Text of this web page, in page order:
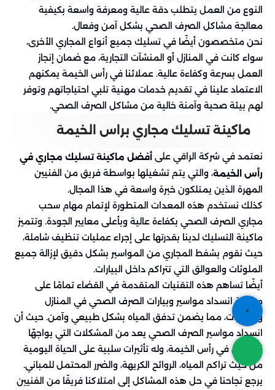
النوع من العمل يتطلب دقة عالية ومعرفة واسعة بكيفية
معالجة مشاكل الصرف الصحي بشكل آمن وفعال.
نحن متخصصون أيضًا في تسليك جميع أنواع المجاري الأخرى،
سواء كانت في المنازل أو المنشآت التجارية، مع ضمان إنجاز
العمل بسرعة وكفاءة عالية. عملائنا في رأس الخيمة يمكنهم
الاعتماد علينا في تقديم خدمات مهنية تلبي احتياجاتهم وتوفر
لهم بيئة صحية وآمنة خالية من مشاكل الصرف الصحي.
ماكينة تسليك مجاري براس الخيمة
نعتمد في شركة الراقي على أفضل ماكينة تسليك مجاري في
رأس الخيمة، والتي يتم تشغيلها بواسطة فريق من الفنيين
المهرة الذين يمتلكون خبرة واسعة في هذا المجال.
كذلك نستخدم هذه المعدات المتطورة لإتمام مهام سحب
مجاري الصرف الصحي بكفاءة عالية وبأعلى معايير الجودة. وتتميز
ماكينة التسليك لدينا بقدرتها على إجراء عمليات تنظيف شاملة،
حيث نقوم بشفط المجاري من المواسير بشكل دقيق لإزالة جميع
الملوثات والعوالق التي تتراكم داخل البيارات.
أيضًا تساهم هذه التقنيات المتقدمة في القضاء تمامًا على
مشكلة انسداد مواسير وبيارات الصرف الصحي في المنازل
والعقارات، مما يضمن تدفق المياه بشكل طبيعي وآمن. حيث أن
انسداد مواسير الصرف الصحي يعد من المشكلات التي يواجهّا
الكثيرون في رأس الخيمة، وله تأثيرات سلبية على الحياة اليومية
من حيث تراكم المياه، الروائح الكريهة، والضرر المحتمل للمباني.
يرجع نجاحنا في حل هذه المشاكل إلى امتلاكنا فريقًا من الفنيين